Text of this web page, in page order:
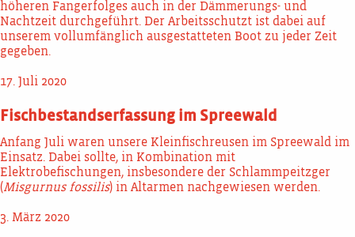
höheren Fangerfolges auch in der Dämmerungs- und
Nachtzeit durchgeführt. Der Arbeitsschutzt ist dabei auf
unserem vollumfänglich ausgestatteten Boot zu jeder Zeit
gegeben.
17. Juli 2020
Fischbestandserfassung im Spreewald
Anfang Juli waren unsere Kleinfischreusen im Spreewald im
Einsatz. Dabei sollte, in Kombination mit
Elektrobefischungen, insbesondere der Schlammpeitzger
(Misgurnus fossilis) in Altarmen nachgewiesen werden.
3. März 2020